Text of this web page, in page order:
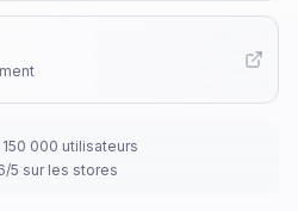
000 utilisateurs
5 sur les stores